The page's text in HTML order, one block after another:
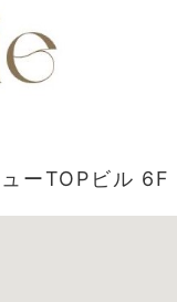
ーTOPビル 6F